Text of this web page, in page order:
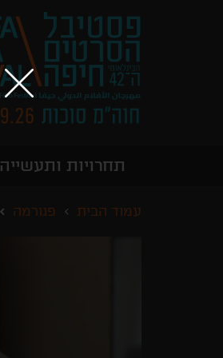
תחרויות ותעשייה
עמוד הבית פנורמה